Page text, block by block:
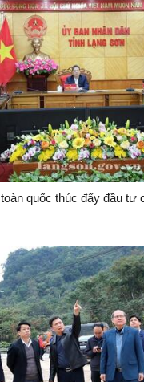
quốc thúc đẩy đầu tư